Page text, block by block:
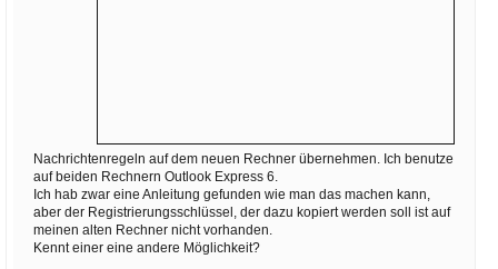
Nachrichtenregeln auf dem neuen Rechner übernehmen. Ich benutze
auf beiden Rechnern Outlook Express 6.
Ich hab zwar eine Anleitung gefunden wie man das machen kann,
aber der Registrierungsschlüssel, der dazu kopiert werden soll ist auf
meinen alten Rechner nicht vorhanden.
Kennt einer eine andere Möglichkeit?